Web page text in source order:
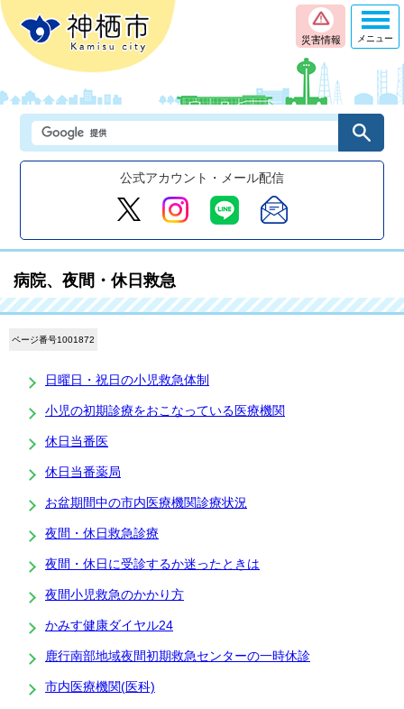
災害情報
公式アカウント・メール配信
メニュー
病院、夜間・休日救急
ページ番号1001872
日曜日・祝日の小児救急体制
小児の初期診療をおこなっている医療機関
休日当番医
休日当番薬局
お盆期間中の市内医療機関診療状況
夜間・休日救急診療
夜間・休日に受診するか迷ったときは
夜間小児救急のかかり方
かみす健康ダイヤル24
鹿行南部地域夜間初期救急センターの一時休診
市内医療機関(医科)